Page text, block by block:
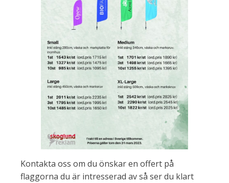
Kontakta oss om du önskar en offert på
flaggorna du är intresserad av så ser du klart